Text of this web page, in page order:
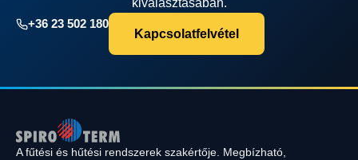
kiválasztásában.
+36 23 502 180
Kapcsolatfelvétel
A fűtési és hűtési rendszerek szakértője. Megbízható,